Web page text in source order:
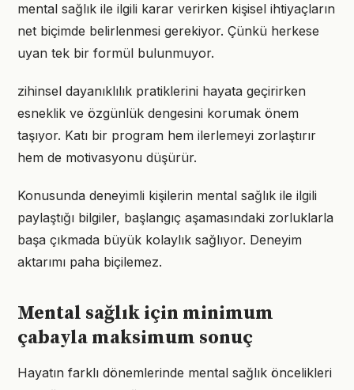
mental sağlık ile ilgili karar verirken kişisel ihtiyaçların
net biçimde belirlenmesi gerekiyor. Çünkü herkese
uyan tek bir formül bulunmuyor.
zihinsel dayanıklılık pratiklerini hayata geçirirken
esneklik ve özgünlük dengesini korumak önem
taşıyor. Katı bir program hem ilerlemeyi zorlaştırır
hem de motivasyonu düşürür.
Konusunda deneyimli kişilerin mental sağlık ile ilgili
paylaştığı bilgiler, başlangıç aşamasındaki zorluklarla
başa çıkmada büyük kolaylık sağlıyor. Deneyim
aktarımı paha biçilemez.
Mental sağlık için minimum
çabayla maksimum sonuç
Hayatın farklı dönemlerinde mental sağlık öncelikleri